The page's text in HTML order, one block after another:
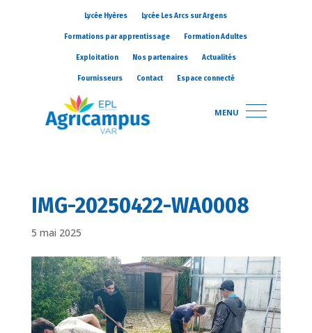
Lycée Hyères Lycée Les Arcs sur Argens
Formations par apprentissage Formation Adultes
Exploitation Nos partenaires Actualités
Fournisseurs Contact Espace connecté
MENU
IMG-20250422-WA0008
5 mai 2025